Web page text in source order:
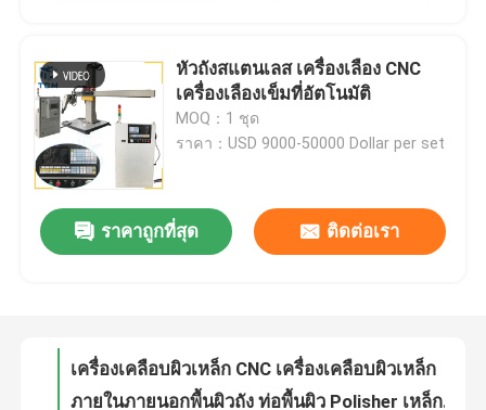
บ้าน
สินค้า
เกี่ยวกับเรา
การควบคุมคุณภาพ
หัวถังสแตนเลส เครื่องเลือง CNC
เครื่องเลืองเข็มที่อัตโนมัติ
MOQ：1 ชุด
ราคา：USD 9000-50000 Dollar per set
ราคาถูกที่สุด ติดต่อเรา
OEM เครื่องทําปลายจานเหล็ก เครื่องบดเครื่องเลือง 6 - 12m2/H
เครื่องบดถังไฟฟ้าแม่เหล็ก CNC 3500kg เครื่องเลืองอัตโนมัติ